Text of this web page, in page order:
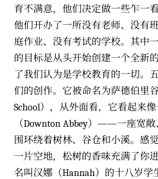
育不满意，他们决定做一些乍一
他们开办了一所没有老师、没有
庭作业、没有考试的学校。其中
的目标是从头开始创建一个全新
了我们认为是学校教育的一切。
们的创作。它被命名为萨德伯里
School），从外面看，它看起来
（Downton Abbey）——一座宽
围环绕着树林、谷仓和小溪。感
一片空地，松树的香味充满了你
名叫汉娜（Hannah）的十八岁学